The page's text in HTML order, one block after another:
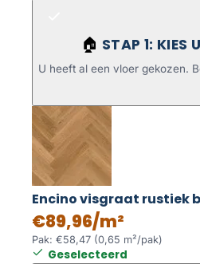
🏠 STAP 1: KIES
U heeft al een vloer gekozen.
Encino visgraat rustiek
€89,96/m²
Pak: €58,47 (0,65 m²/pak)
Geselecteerd